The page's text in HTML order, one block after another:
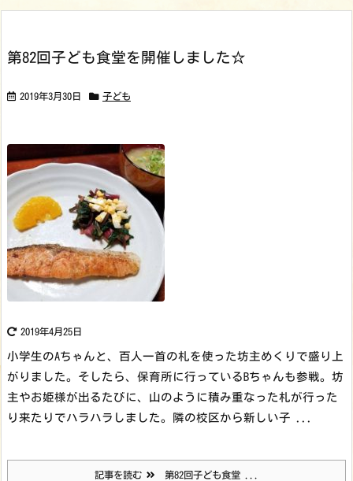
第82回子ども食堂を開催しました☆
2019年3月30日 子ども
2019年4月25日
小学生のAちゃんと、百人一首の札を使った坊主めくりで盛り上
がりました。そしたら、保育所に行っているBちゃんも参戦。坊
主やお姫様が出るたびに、山のように積み重なった札が行った
り来たりでハラハラしました。
隣の校区から新しい子 ...
記事を読む 第82回子ども食堂 ...